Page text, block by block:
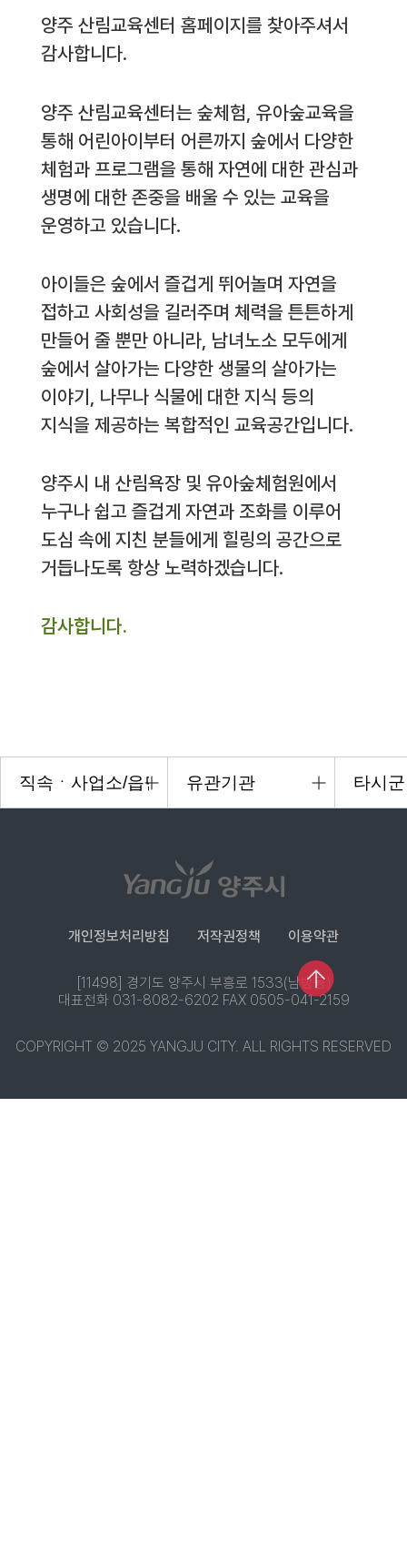
양주 산림교육센터 홈페이지를 찾아주셔서
감사합니다.
양주 산림교육센터는 숲체험, 유아숲교육을
통해 어린아이부터 어른까지 숲에서 다양한
체험과 프로그램을 통해 자연에 대한 관심과
생명에 대한 존중을 배울 수 있는 교육을
운영하고 있습니다.
아이들은 숲에서 즐겁게 뛰어놀며 자연을
접하고 사회성을 길러주며 체력을 튼튼하게
만들어 줄 뿐만 아니라, 남녀노소 모두에게
숲에서 살아가는 다양한 생물의 살아가는
이야기, 나무나 식물에 대한 지식 등의
지식을 제공하는 복합적인 교육공간입니다.
양주시 내 산림욕장 및 유아숲체험원에서
누구나 쉽고 즐겁게 자연과 조화를 이루어
도심 속에 지친 분들에게 힐링의 공간으로
거듭나도록 항상 노력하겠습니다.
감사합니다.
개인정보처리방침 저작권정책 이용약관
[11498] 경기도 양주시 부흥로 1533(남방동)
대표전화 031-8082-6202 FAX 0505-041-2159
COPYRIGHT © 2025 YANGJU CITY. ALL RIGHTS RESERVED